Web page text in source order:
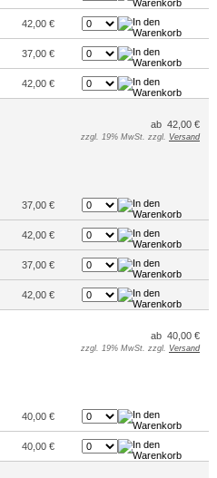
42,00 €
37,00 €
42,00 €
ab 42,00 €
zzgl. 19% MwSt. zzgl. Versand
37,00 €
42,00 €
37,00 €
42,00 €
ab 40,00 €
zzgl. 19% MwSt. zzgl. Versand
40,00 €
40,00 €